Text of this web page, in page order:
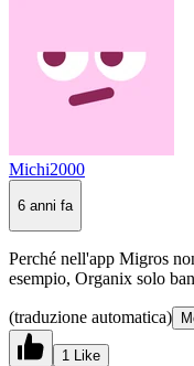
Michi2000
6 anni fa
Perché nell'app Migros
esempio, Organix solo
(traduzione automatica)
1 Like